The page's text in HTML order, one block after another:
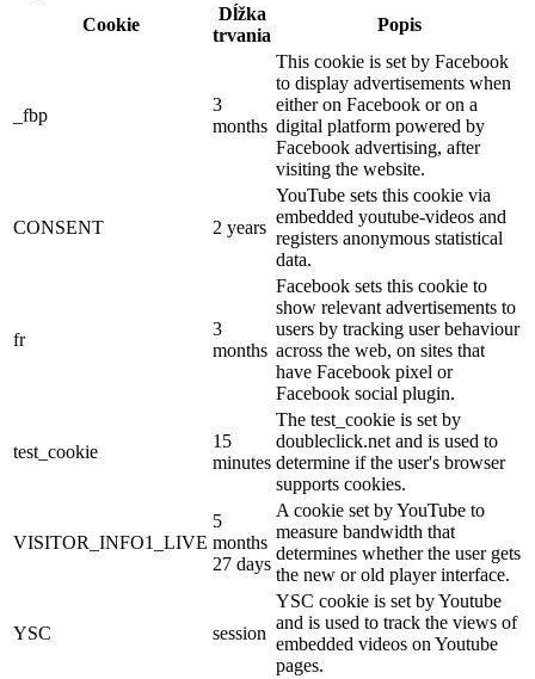
Cookie
Dĺžka
trvania
Popis
_fbp
3
months
This cookie is set by Facebook
to display advertisements when
either on Facebook or on a
digital platform powered by
Facebook advertising, after
visiting the website.
CONSENT 2 years
YouTube sets this cookie via
embedded youtube-videos and
registers anonymous statistical
data.
fr
3
months
Facebook sets this cookie to
show relevant advertisements to
users by tracking user behaviour
across the web, on sites that
have Facebook pixel or
Facebook social plugin.
test_cookie
15
minutes
The test_cookie is set by
doubleclick.net and is used to
determine if the user's browser
supports cookies.
VISITOR_INFO1_LIVE
5
months
27 days
A cookie set by YouTube to
measure bandwidth that
determines whether the user gets
the new or old player interface.
YSC session
YSC cookie is set by Youtube
and is used to track the views of
embedded videos on Youtube
pages.